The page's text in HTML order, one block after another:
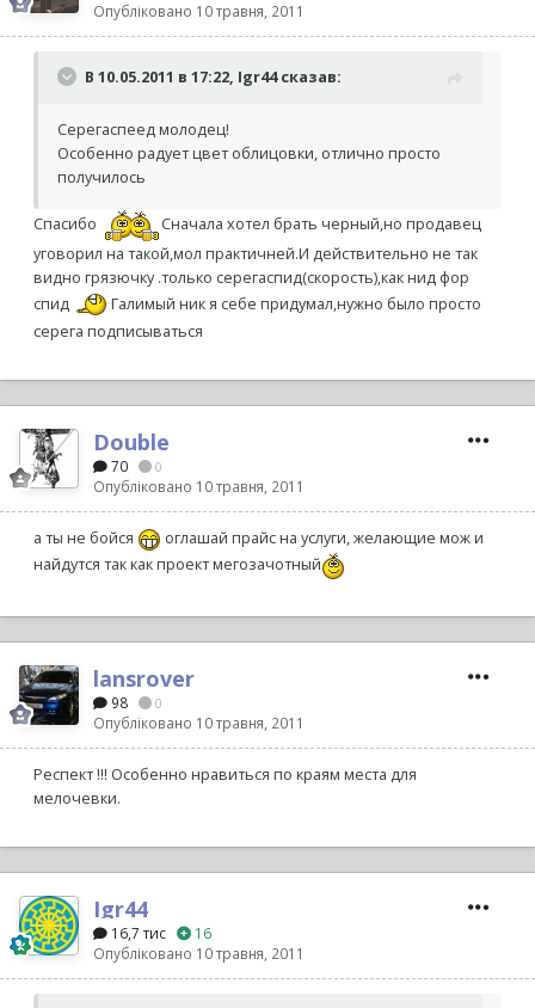
Опубліковано 10 травня, 2011
В 10.05.2011 в 17:22, Igr44 сказав:
Серегаспеед молодец!
Особенно радует цвет облицовки, отлично просто
получилось
Спасибо
Сначала хотел брать черный,но продавец
уговорил на такой,мол практичней.И действительно не так
видно грязючку .только серегаспид(скорость),как нид фор
спид
Галимый ник я себе придумал,нужно было просто
серега подписываться
Double
70 0
Опубліковано 10 травня, 2011
а ты не бойся
оглашай прайс на услуги, желающие мож и
найдутся так как проект мегозачотный
lansrover
98 0
Опубліковано 10 травня, 2011
Респект !!! Особенно нравиться по краям места для
мелочевки.
Igr44
16,7 тис
16
Опубліковано 10 травня, 2011